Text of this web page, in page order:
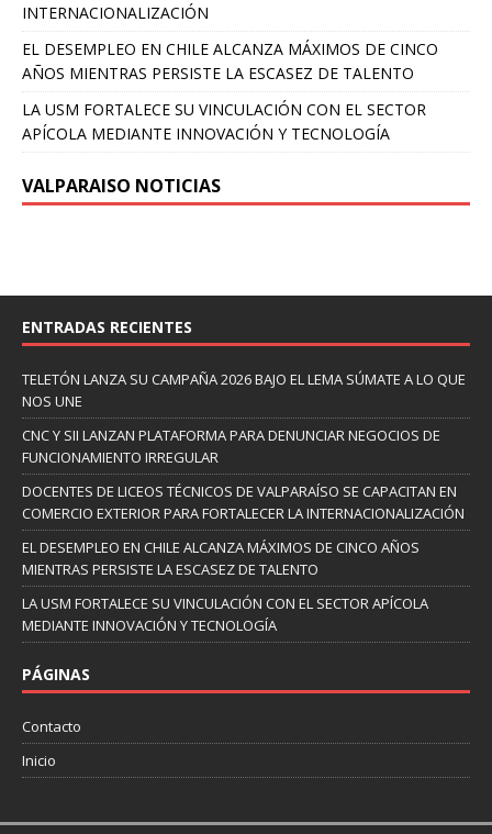
INTERNACIONALIZACIÓN
EL DESEMPLEO EN CHILE ALCANZA MÁXIMOS DE CINCO
AÑOS MIENTRAS PERSISTE LA ESCASEZ DE TALENTO
LA USM FORTALECE SU VINCULACIÓN CON EL SECTOR
APÍCOLA MEDIANTE INNOVACIÓN Y TECNOLOGÍA
VALPARAISO NOTICIAS
ENTRADAS RECIENTES
TELETÓN LANZA SU CAMPAÑA 2026 BAJO EL LEMA SÚMATE A LO QUE
NOS UNE
CNC Y SII LANZAN PLATAFORMA PARA DENUNCIAR NEGOCIOS DE
FUNCIONAMIENTO IRREGULAR
DOCENTES DE LICEOS TÉCNICOS DE VALPARAÍSO SE CAPACITAN EN
COMERCIO EXTERIOR PARA FORTALECER LA INTERNACIONALIZACIÓN
EL DESEMPLEO EN CHILE ALCANZA MÁXIMOS DE CINCO AÑOS
MIENTRAS PERSISTE LA ESCASEZ DE TALENTO
LA USM FORTALECE SU VINCULACIÓN CON EL SECTOR APÍCOLA
MEDIANTE INNOVACIÓN Y TECNOLOGÍA
PÁGINAS
Contacto
Inicio